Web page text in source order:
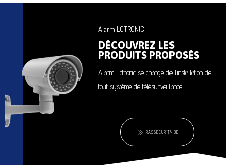
Alarm LCTRONIC
DÉCOUVREZ LES
PRODUITS PROPOSÉS
Alarm Lctronic se charge de l’installation de
tout système de télésurveillance.
RASSECURITY.BE